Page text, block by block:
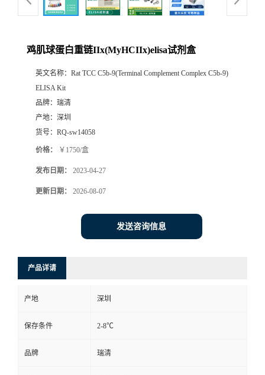
鸡肌球蛋白重链IIx(MyHCIIx)elisa试剂盒
英文名称： Rat TCC C5b-9(Terminal Complement Complex C5b-9)
ELISA Kit
品牌： 瑞清
产地： 深圳
货号： RQ-sw14058
价格： ￥1750/盒
发布日期： 2023-04-27
更新日期： 2026-08-07
发送咨询信息
产品详请
产地 深圳
保存条件 2-8℃
品牌 瑞清